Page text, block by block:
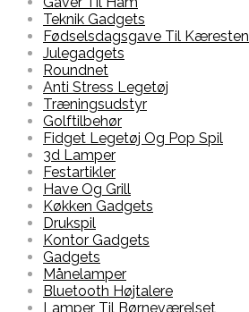
Teknik Gadgets
Fødselsdagsgave Til Kæresten
Julegadgets
Roundnet
Anti Stress Legetøj
Træningsudstyr
Golftilbehør
Fidget Legetøj Og Pop Spil
3d Lamper
Festartikler
Have Og Grill
Køkken Gadgets
Drukspil
Kontor Gadgets
Gadgets
Månelamper
Bluetooth Højtalere
Lamper Til Børneværelset